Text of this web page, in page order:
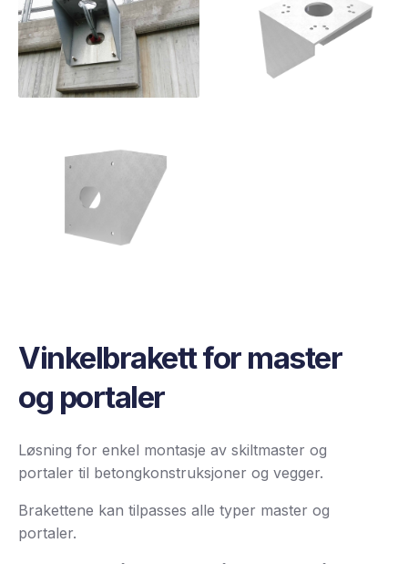
Vinkelbrakett for master
og portaler
Løsning for enkel montasje av skiltmaster og
portaler til betongkonstruksjoner og vegger.
Brakettene kan tilpasses alle typer master og
portaler.